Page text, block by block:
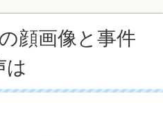
顔画像と事件
は